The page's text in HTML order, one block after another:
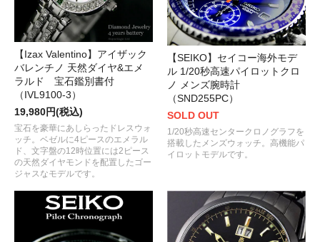
【Izax Valentino】アイザック
バレンチノ 天然ダイヤ&エメ
ラルド 宝石鑑別書付
（IVL9100-3）
19,980円(税込)
宝石を豪華にあしらったドレスウォ
ッチ。ベゼルに4ピースのエメラル
ド、文字盤の12時位置には2ピース
の天然ダイヤモンドを配置したゴー
ジャスなモデルです。
【SEIKO】セイコー海外モデ
ル 1/20秒高速パイロットクロ
ノ メンズ腕時計
（SND255PC）
SOLD OUT
1/20秒高速センタークロノグラフを
搭載したメンズウォッチ。高機能パ
イロットモデルです。